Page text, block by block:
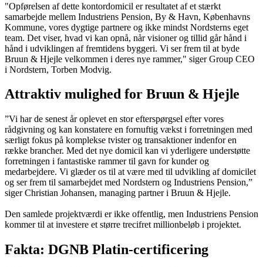
"Opførelsen af dette kontordomicil er resultatet af et stærkt
samarbejde mellem Industriens Pension, By & Havn, Københavns
Kommune, vores dygtige partnere og ikke mindst Nordsterns eget
team. Det viser, hvad vi kan opnå, når visioner og tillid går hånd i
hånd i udviklingen af fremtidens byggeri. Vi ser frem til at byde
Bruun & Hjejle velkommen i deres nye rammer," siger Group CEO
i Nordstern, Torben Modvig.
Attraktiv mulighed for Bruun & Hjejle
”Vi har de senest år oplevet en stor efterspørgsel efter vores
rådgivning og kan konstatere en fornuftig vækst i forretningen med
særligt fokus på komplekse tvister og transaktioner indenfor en
række brancher. Med det nye domicil kan vi yderligere understøtte
forretningen i fantastiske rammer til gavn for kunder og
medarbejdere. Vi glæder os til at være med til udvikling af domicilet
og ser frem til samarbejdet med Nordstern og Industriens Pension,”
siger Christian Johansen, managing partner i Bruun & Hjejle.
Den samlede projektværdi er ikke offentlig, men Industriens Pension
kommer til at investere et større trecifret millionbeløb i projektet.
Fakta: DGNB Platin-certificering